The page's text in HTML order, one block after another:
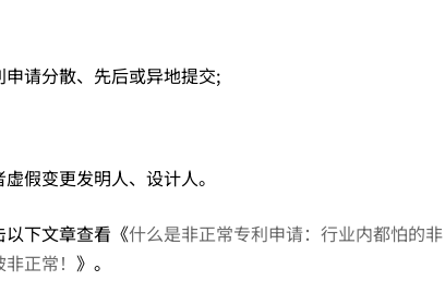
请分散、先后或异地提交;
假变更发明人、设计人。
下文章查看《什么是非正常专利申请：行业内都怕的非
正常！ 》。